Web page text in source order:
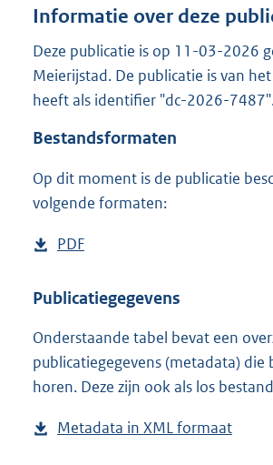
n
s
r
o
e
n
Informatie over deze
Deze publicatie is op 11-03-2026
Meierijstad. De publicatie is van
heeft als identifier "dc-2026-
Bestandsformaten
Op dit moment is de publicatie
volgende formaten:
D
w
l
o
a
p
PDF
s
a
n
d
g
Publicatiegegevens
Onderstaande tabel bevat een
publicatiegegevens (metadata) die
horen. Deze zijn ook als los
Metadata in XML formaat